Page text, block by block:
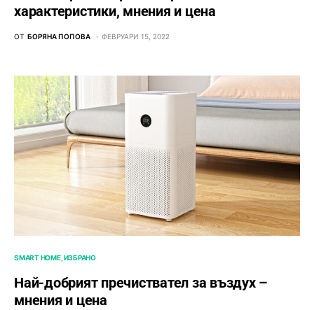
характеристики, мнения и цена
ОТ БОРЯНА ПОПОВА ФЕВРУАРИ 15, 2022
SMART HOME ИЗБРАНО
Най-добрият пречиствател за въздух –
мнения и цена